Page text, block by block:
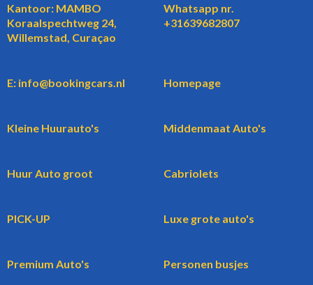
Kantoor: MAMBO
Koraalspechtweg 24,
Willemstad, Curaçao
Whatsapp nr.
+31639682807
E: info@bookingcars.nl Homepage
Kleine Huurauto's Middenmaat Auto's
Huur Auto groot Cabriolets
PICK-UP Luxe grote auto's
Premium Auto's Personen busjes